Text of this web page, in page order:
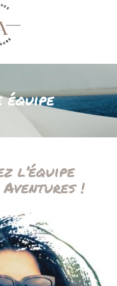
équipe
l’équipe
!